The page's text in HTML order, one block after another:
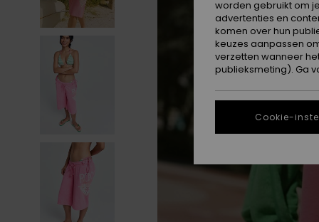
worden gebruikt om
advertenties en
komen over hun
keuzes aanpassen
verzetten wanneer
publieksmeting). Ga
Cookie-